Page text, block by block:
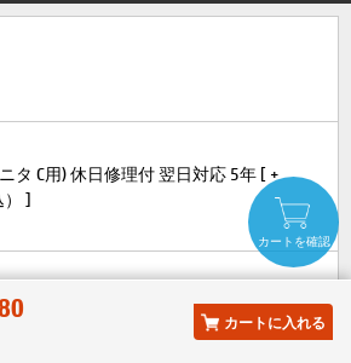
ニタ C用) 休日修理付 翌日対応 5年 [ +
） ]
タ C用) 休日修理付 当日対応 5年 [ +
]
カートに入れる
カートを確認